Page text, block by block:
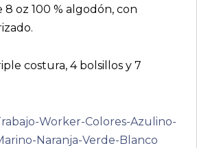
8 oz 100 % algodón, con
costura, 4 bolsillos y 7